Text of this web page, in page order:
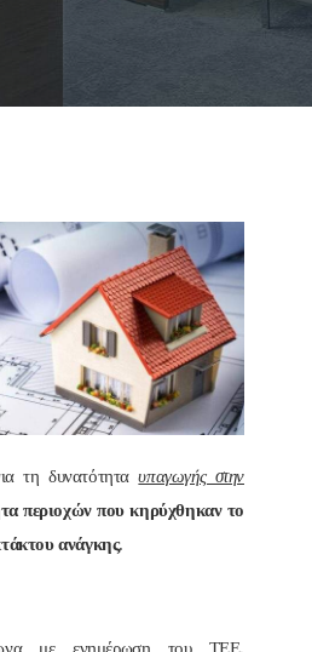
τη δυνατότηταυπαγωγής στην
περιοχών που κηρύχθηκαν το
ανάγκης.
με ενημέρωση του ΤΕΕ,